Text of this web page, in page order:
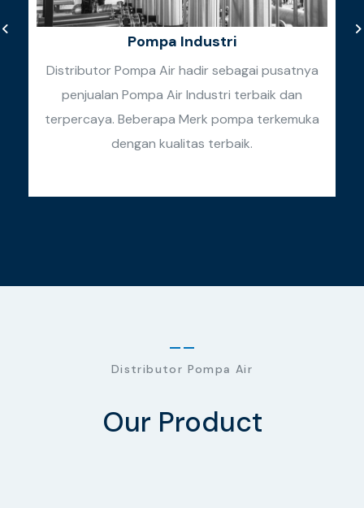
Pompa Industri
Distributor Pompa Air hadir sebagai pusatnya
penjualan Pompa Air Industri terbaik dan
terpercaya. Beberapa Merk pompa terkemuka
dengan kualitas terbaik.
Distributor Pompa Air
Our Product